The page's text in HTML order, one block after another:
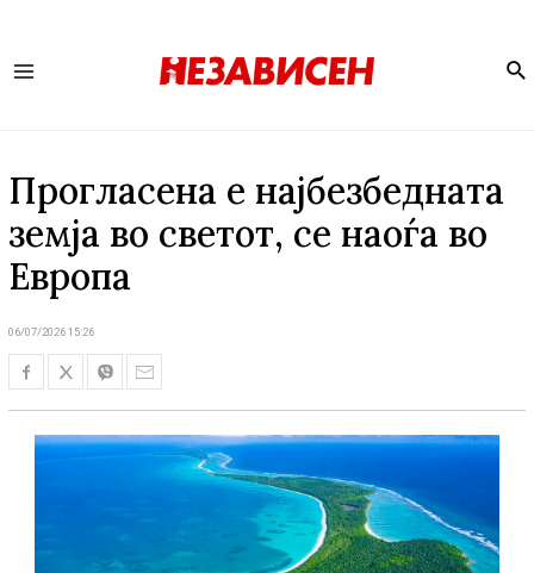
Прогласена е најбезбедната
земја во светот, се наоѓа во
Европа
06/07/2026 15:26